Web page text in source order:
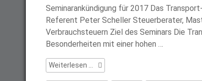
Seminarankündigung für 2017 Das
Referent Peter Scheller Steuerberater,
Verbrauchsteuern Ziel des Seminars Die
Besonderheiten mit einer hohen …
Weiterlesen …
Das
Transport-